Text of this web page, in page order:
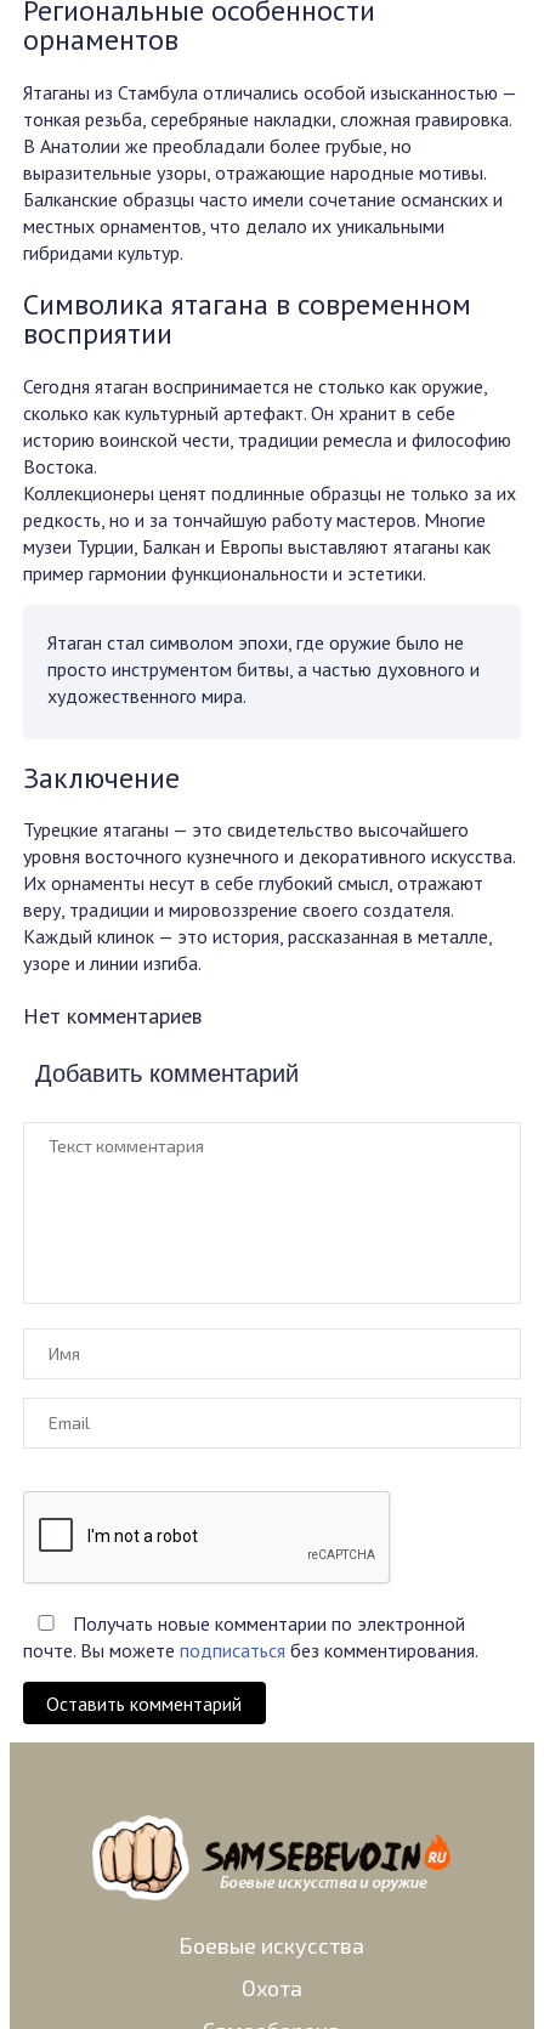
Региональные особенности
орнаментов
Ятаганы из Стамбула отличались особой изысканностью —
тонкая резьба, серебряные накладки, сложная гравировка.
В Анатолии же преобладали более грубые, но
выразительные узоры, отражающие народные мотивы.
Балканские образцы часто имели сочетание османских и
местных орнаментов, что делало их уникальными
гибридами культур.
Символика ятагана в современном
восприятии
Сегодня ятаган воспринимается не столько как оружие,
сколько как культурный артефакт. Он хранит в себе
историю воинской чести, традиции ремесла и философию
Востока.
Коллекционеры ценят подлинные образцы не только за их
редкость, но и за тончайшую работу мастеров. Многие
музеи Турции, Балкан и Европы выставляют ятаганы как
пример гармонии функциональности и эстетики.
Ятаган стал символом эпохи, где оружие было не
просто инструментом битвы, а частью духовного и
художественного мира.
Заключение
Турецкие ятаганы — это свидетельство высочайшего
уровня восточного кузнечного и декоративного искусства.
Их орнаменты несут в себе глубокий смысл, отражают
веру, традиции и мировоззрение своего создателя.
Каждый клинок — это история, рассказанная в металле,
узоре и линии изгиба.
Нет комментариев
Добавить комментарий
Получать новые комментарии по электронной
почте. Вы можете подписаться без комментирования.
Оставить комментарий
Боевые искусства
Охота